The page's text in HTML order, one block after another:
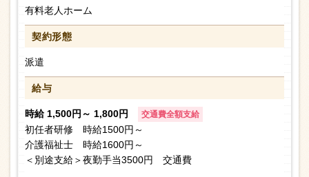
有料老人ホーム
契約形態
派遣
給与
時給 1,500円～ 1,800円 交通費全額支給
初任者研修 時給1500円～
介護福祉士 時給1600円～
＜別途支給＞夜勤手当3500円 交通費